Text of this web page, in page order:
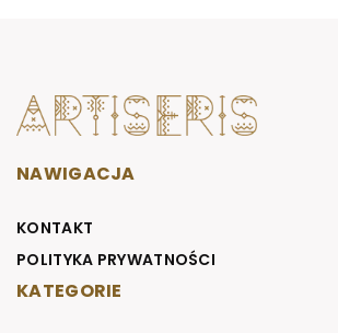
NAWIGACJA
KONTAKT
POLITYKA PRYWATNOŚCI
KATEGORIE